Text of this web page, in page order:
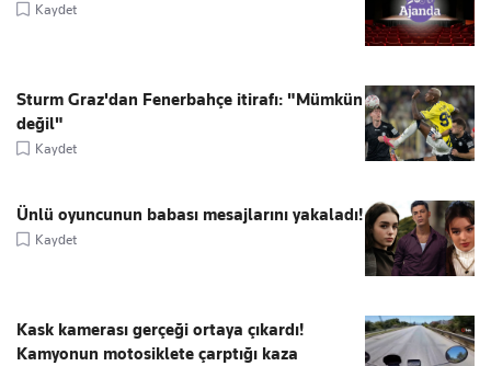
Kaydet
Sturm Graz'dan Fenerbahçe itirafı: "Mümkün
değil"
Kaydet
Ünlü oyuncunun babası mesajlarını yakaladı!
Kaydet
Kask kamerası gerçeği ortaya çıkardı!
Kamyonun motosiklete çarptığı kaza